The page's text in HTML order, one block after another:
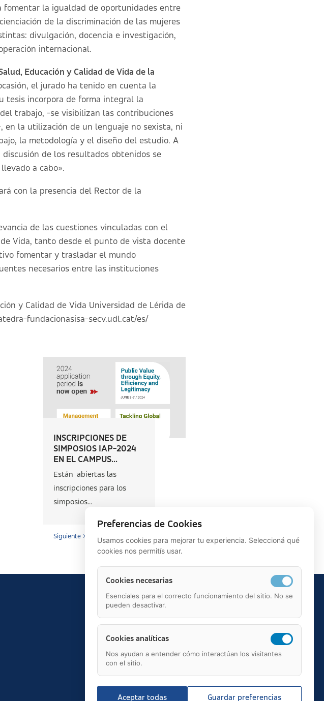
fomentar la igualdad de oportunidades entre
de la discriminación de las mujeres
divulgación, docencia e investigación,
internacional.
Educación y Calidad de Vida de la
el jurado ha tenido en cuenta la
tesis incorpora de forma integral la
trabajo, -se visibilizan las contribuciones
en la utilización de un lenguaje no sexista, ni
la metodología y el diseño del estudio. A
de los resultados obtenidos se
a cabo».
con la presencia del Rector de la
de las cuestiones vinculadas con el
Vida, tanto desde el punto de vista docente
fomentar y trasladar el mundo
necesarios entre las instituciones
y Calidad de Vida Universidad de Lérida de
fundacionasisa-secv.udl.cat/es/
INSCRIPCIONES DE
SIMPOSIOS IAP-2024
EN EL CAMPUS...
Están abiertas las
inscripciones para los
simposios...
Siguiente >
Preferencias de Cookies
Usamos cookies para mejorar tu experiencia. Seleccioná qué
cookies nos permitís usar.
Cookies necesarias
Esenciales para el correcto funcionamiento del sitio. No se
pueden desactivar.
Cookies analíticas
Nos ayudan a entender cómo interactúan los visitantes
con el sitio.
Aceptar todas Guardar preferencias